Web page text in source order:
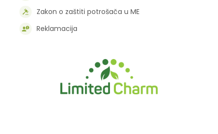
Zakon o zaštiti potrošača u ME
Reklamacija